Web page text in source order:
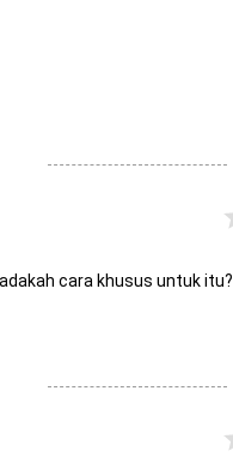
cara khusus untuk itu?